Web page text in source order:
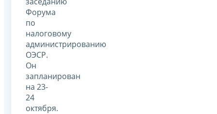
Форума
по
налоговому
администрированию
ОЭСР.
Он
запланирован
на 23-
24
октября.